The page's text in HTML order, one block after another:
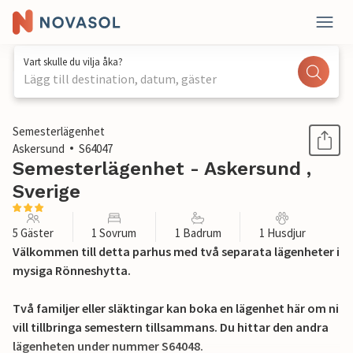
Vart skulle du vilja åka?
Lägg till destination, datum, gäster
1 / 27
Semesterlägenhet
Askersund
S64047
Semesterlägenhet - Askersund ,
Sverige
5 Gäster 1 Sovrum 1 Badrum 1 Husdjur
Välkommen till detta parhus med två separata lägenheter i
mysiga Rönneshytta.
Två familjer eller släktingar kan boka en lägenhet här om ni
vill tillbringa semestern tillsammans. Du hittar den andra
lägenheten under nummer S64048.